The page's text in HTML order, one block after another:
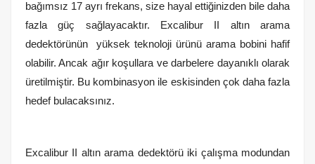
bağımsız 17 ayrı frekans, size hayal ettiğinizden bile daha
fazla güç sağlayacaktır. Excalibur II altın arama
dedektörünün yüksek teknoloji ürünü arama bobini hafif
olabilir. Ancak ağır koşullara ve darbelere dayanıklı olarak
üretilmiştir. Bu kombinasyon ile eskisinden çok daha fazla
hedef bulacaksınız.
Excalibur II altın arama dedektörü iki çalışma modundan